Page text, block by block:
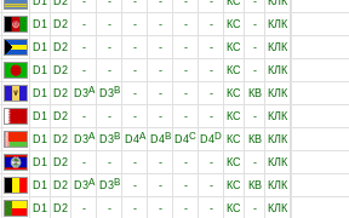
D1 D2 - - - - - - КС - КЛК
D1 D2 - - - - - - КС - КЛК
D1 D2 - - - - - - КС - КЛК
D1 D2 D3A D3B - - - - КС КВ КЛК
D1 D2 - - - - - - КС - КЛК
D1 D2 D3A D3B D4A D4B D4C D4D КС КВ КЛК
D1 D2 - - - - - - КС - КЛК
D1 D2 D3A D3B - - - - КС КВ КЛК
D1 D2 - - - - - - КС - КЛК